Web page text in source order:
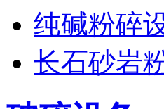
纯碱粉碎
长石砂岩